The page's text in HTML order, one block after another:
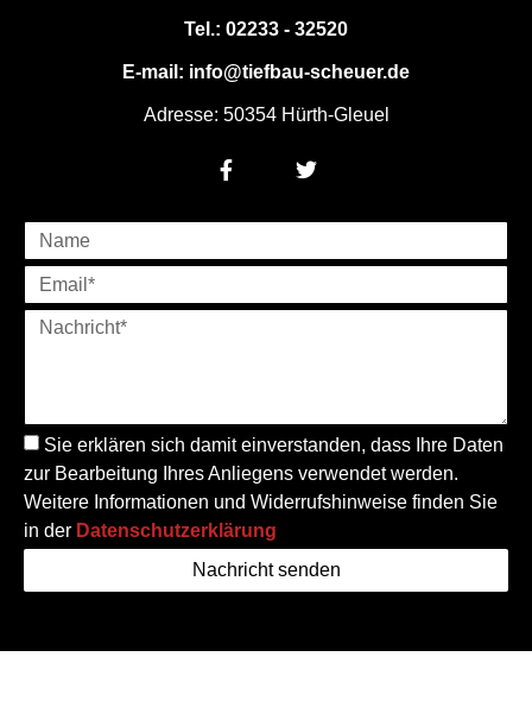
Tel.: 02233 - 32520
E-mail: info@tiefbau-scheuer.de
Adresse: 50354 Hürth-Gleuel
Sie erklären sich damit einverstanden, dass Ihre Daten
zur Bearbeitung Ihres Anliegens verwendet werden.
Weitere Informationen und Widerrufshinweise finden Sie
in der Datenschutzerklärung
Nachricht senden